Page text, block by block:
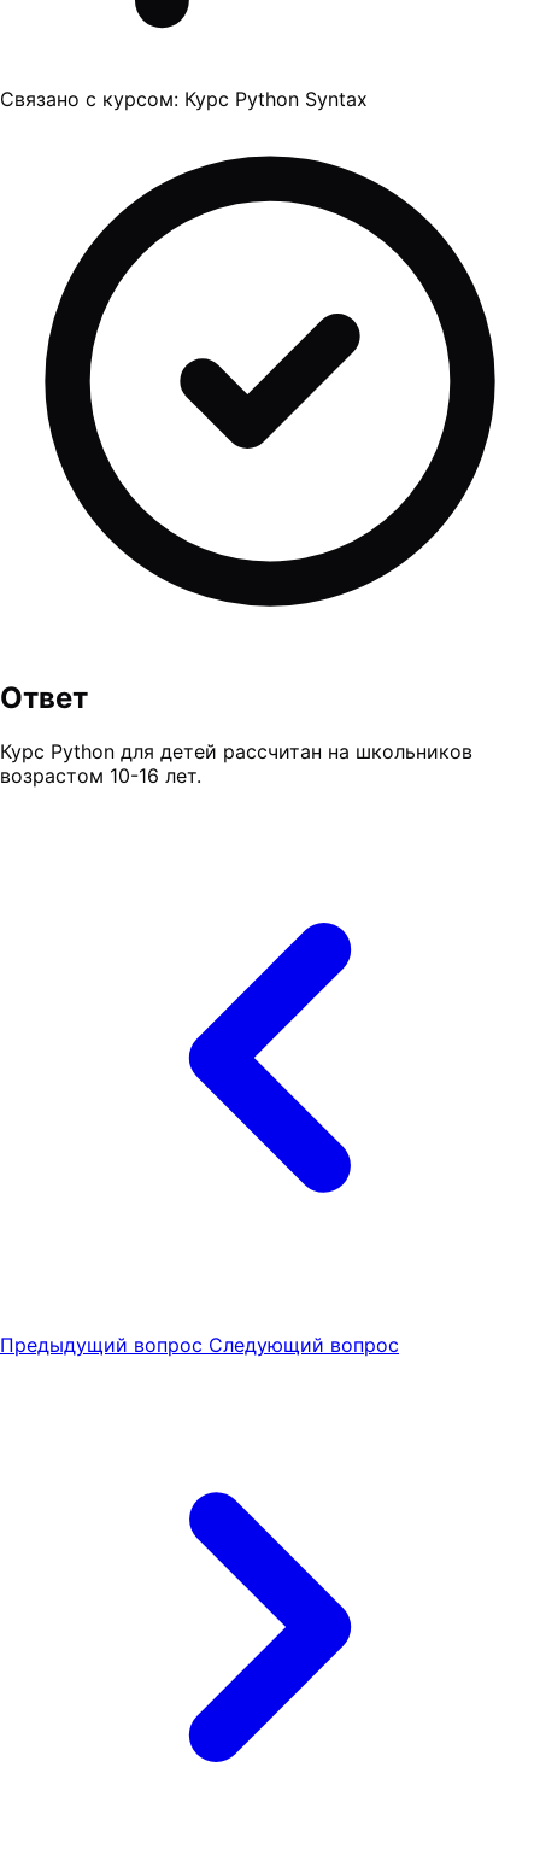
Связано с курсом: Курс Python Syntax
Ответ
Курс Python для детей рассчитан на школьников
возрастом 10-16 лет.
Предыдущий вопрос Следующий вопрос